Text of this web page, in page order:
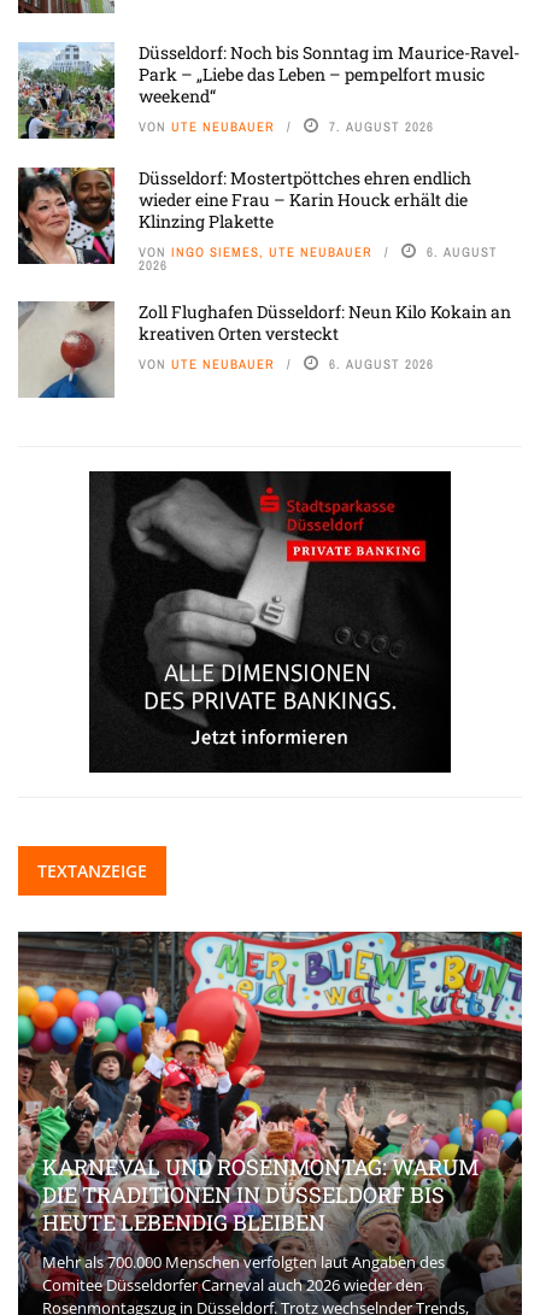
Düsseldorf: Noch bis Sonntag im Maurice-Ravel-
Park – „Liebe das Leben – pempelfort music
weekend“
VON UTE NEUBAUER 7. AUGUST 2026
Düsseldorf: Mostertpöttches ehren endlich
wieder eine Frau – Karin Houck erhält die
Klinzing Plakette
VON INGO SIEMES, UTE NEUBAUER 6. AUGUST
2026
Zoll Flughafen Düsseldorf: Neun Kilo Kokain an
kreativen Orten versteckt
VON UTE NEUBAUER 6. AUGUST 2026
TEXTANZEIGE
KARNEVAL UND ROSENMONTAG: WARUM
DIE TRADITIONEN IN DÜSSELDORF BIS
HEUTE LEBENDIG BLEIBEN
Mehr als 700.000 Menschen verfolgten laut Angaben des
Comitee Düsseldorfer Carneval auch 2026 wieder den
Rosenmontagszug in Düsseldorf. Trotz wechselnder Trends,